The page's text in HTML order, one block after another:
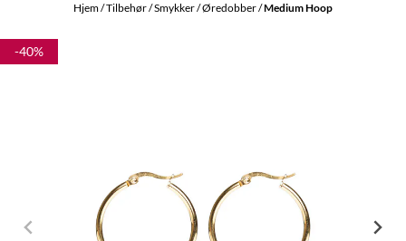
Hjem/Tilbehør/Smykker/Øredobber/Medium Hoop
-40%